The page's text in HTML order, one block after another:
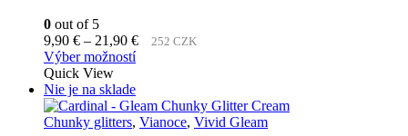
na
stránke
produktu.
0 out of 5
9,90 € – 21,90 €Price
21,90 €
252 CZK
Výber možnostíTento
má
viacero
variantov.
Quick View
Nie je na sklade
Chunky glitters, Vianoce, Vivid Gleam